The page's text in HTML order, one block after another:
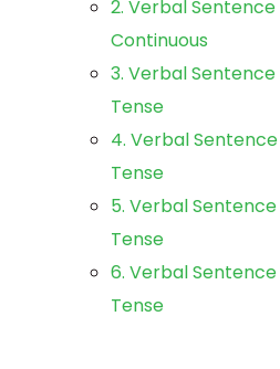
2. Verbal
Continuous
3. Verbal
Tense
4. Verbal
Tense
5. Verbal
Tense
6. Verbal
Tense